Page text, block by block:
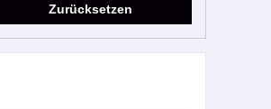
Zurücksetzen